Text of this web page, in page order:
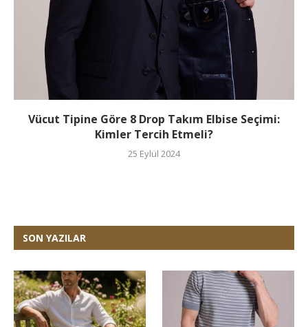
Vücut Tipine Göre 8 Drop Takım Elbise Seçimi:
Kimler Tercih Etmeli?
25 Eylül 2024
SON YAZILAR